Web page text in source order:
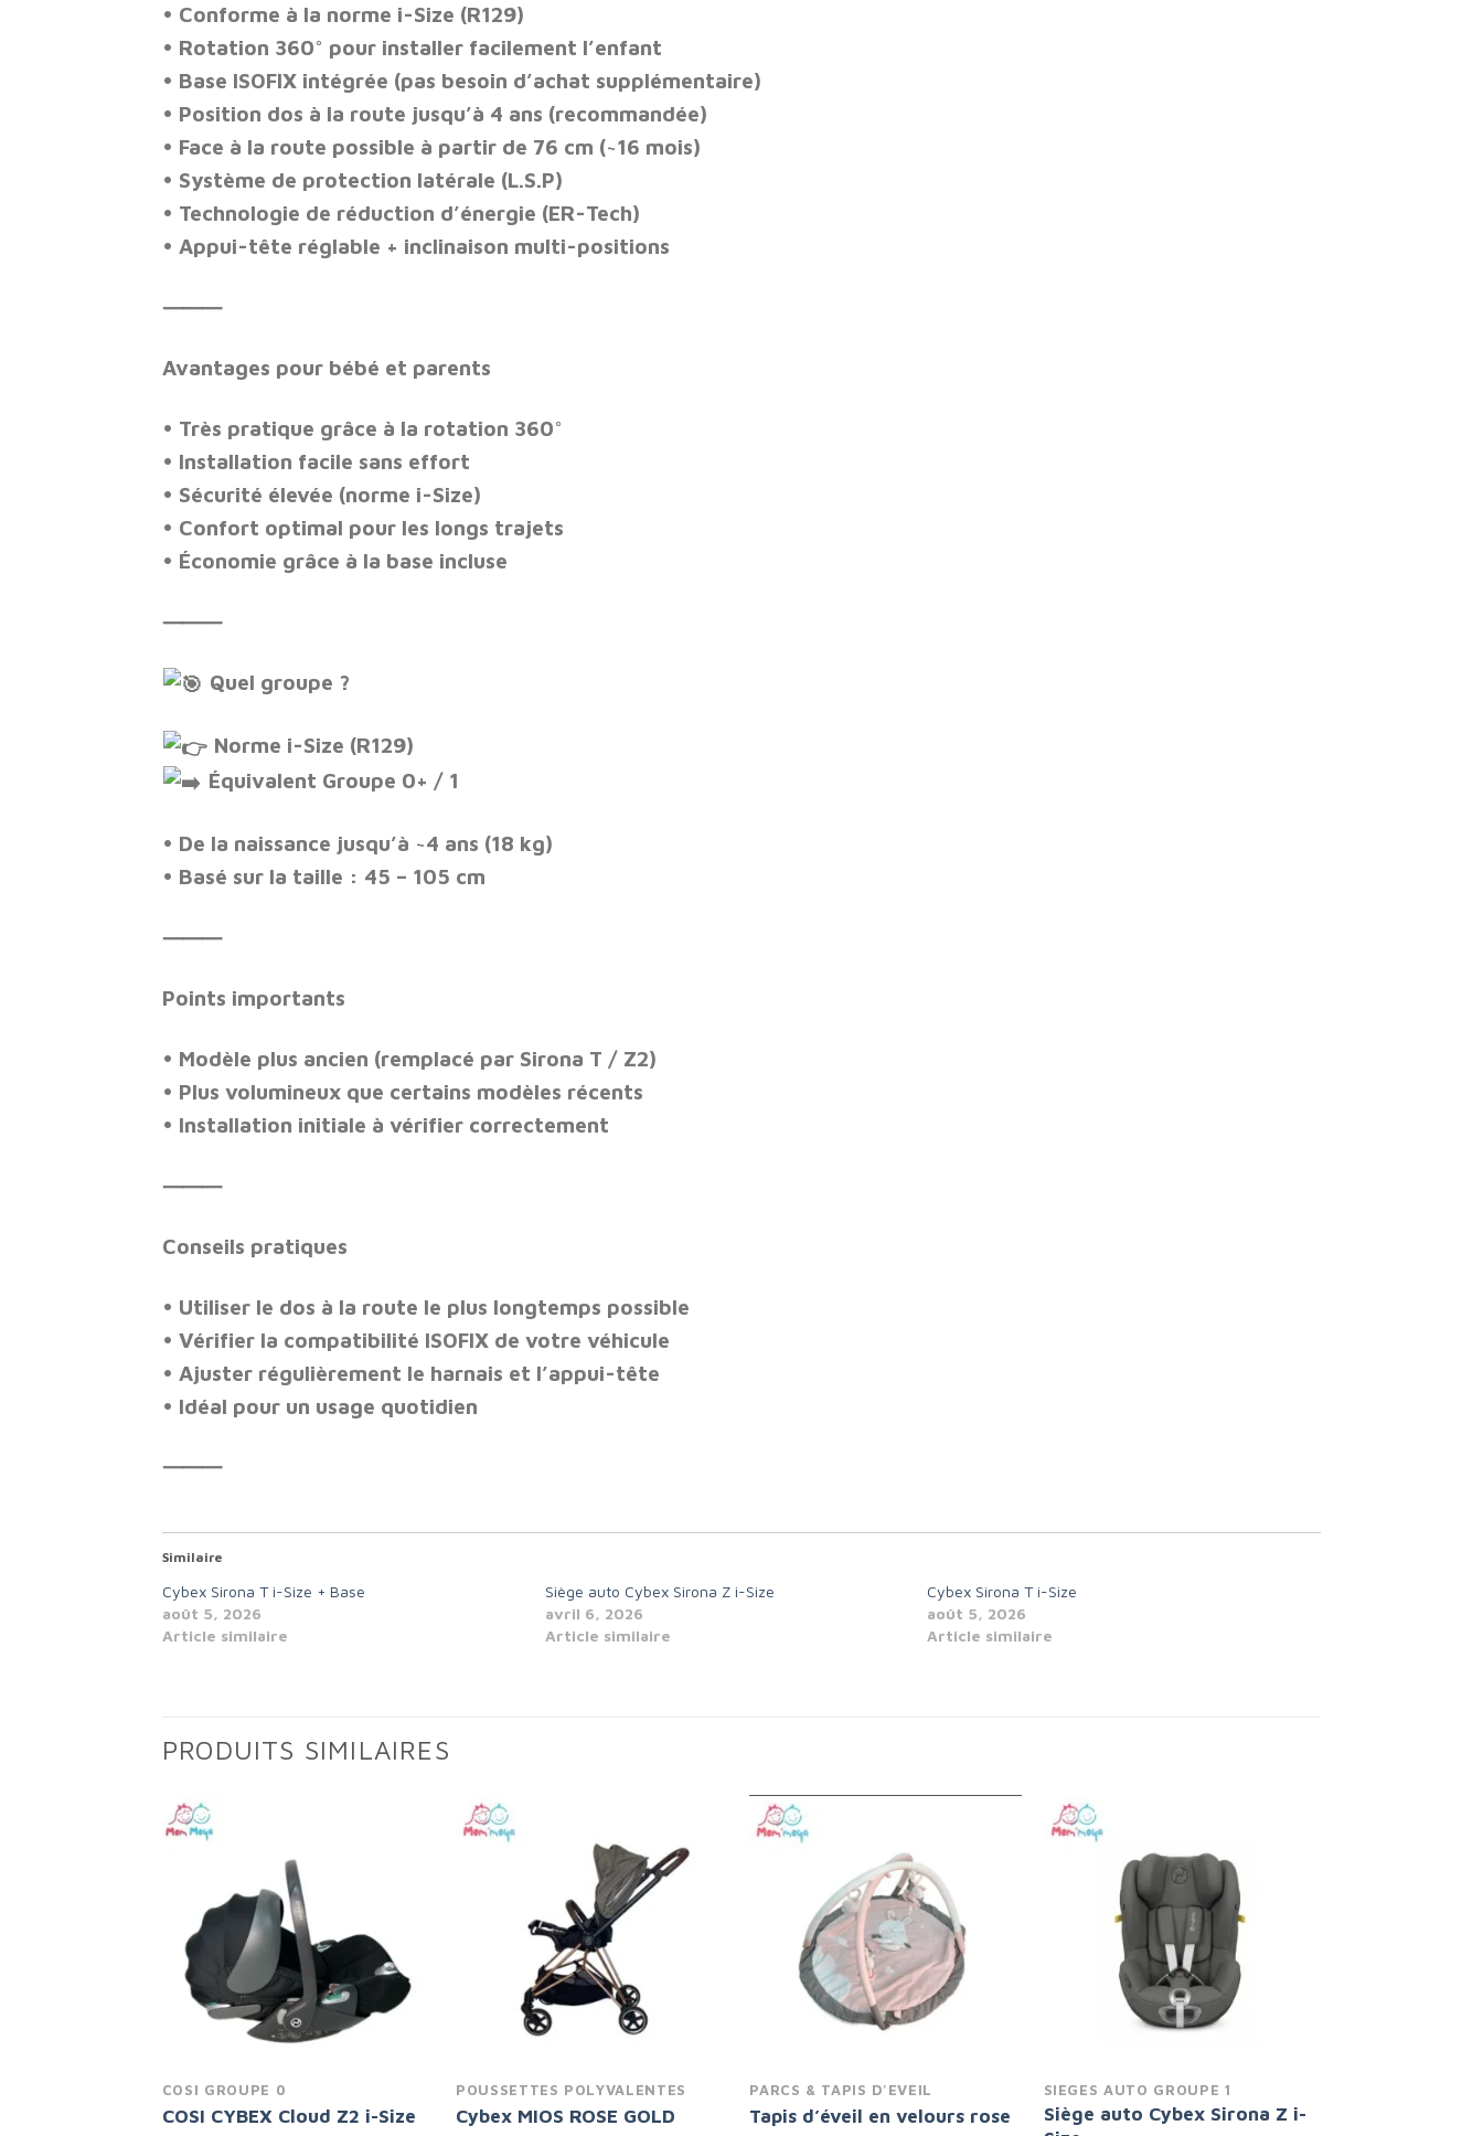
• Conforme à la norme i-Size (R129)
• Rotation 360° pour installer facilement l’enfant
• Base ISOFIX intégrée (pas besoin d’achat supplémentaire)
• Position dos à la route jusqu’à 4 ans (recommandée)
• Face à la route possible à partir de 76 cm (~16 mois)
• Système de protection latérale (L.S.P)
• Technologie de réduction d’énergie (ER-Tech)
• Appui-tête réglable + inclinaison multi-positions
⸻
Avantages pour bébé et parents
• Très pratique grâce à la rotation 360°
• Installation facile sans effort
• Sécurité élevée (norme i-Size)
• Confort optimal pour les longs trajets
• Économie grâce à la base incluse
⸻
Quel groupe ?
Norme i-Size (R129)
Équivalent Groupe 0+ / 1
• De la naissance jusqu’à ~4 ans (18 kg)
• Basé sur la taille : 45 – 105 cm
⸻
Points importants
• Modèle plus ancien (remplacé par Sirona T / Z2)
• Plus volumineux que certains modèles récents
• Installation initiale à vérifier correctement
⸻
Conseils pratiques
• Utiliser le dos à la route le plus longtemps possible
• Vérifier la compatibilité ISOFIX de votre véhicule
• Ajuster régulièrement le harnais et l’appui-tête
• Idéal pour un usage quotidien
⸻
Similaire
Cybex Sirona T i-Size + Base
août 5, 2026
Article similaire
Siège auto Cybex Sirona Z i-Size
avril 6, 2026
Article similaire
Cybex Sirona T i-Size
août 5, 2026
Article similaire
PRODUITS SIMILAIRES
COSI GROUPE 0
COSI CYBEX Cloud Z2 i-Size
POUSSETTES POLYVALENTES
Cybex MIOS ROSE GOLD
Add to
wishlist
PARCS & TAPIS D'EVEIL
Tapis d’éveil en velours rose
wishlist
SIEGES AUTO GROUPE 1
Siège auto Cybex Sirona Z i-